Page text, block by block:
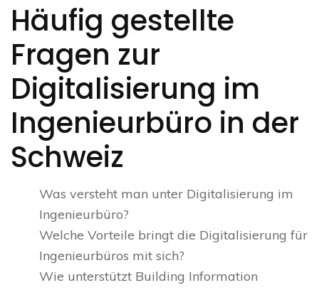
Häufig gestellte
Fragen zur
Digitalisierung im
Ingenieurbüro in der
Schweiz
Was versteht man unter Digitalisierung im
Ingenieurbüro?
Welche Vorteile bringt die Digitalisierung für
Ingenieurbüros mit sich?
Wie unterstützt Building Information